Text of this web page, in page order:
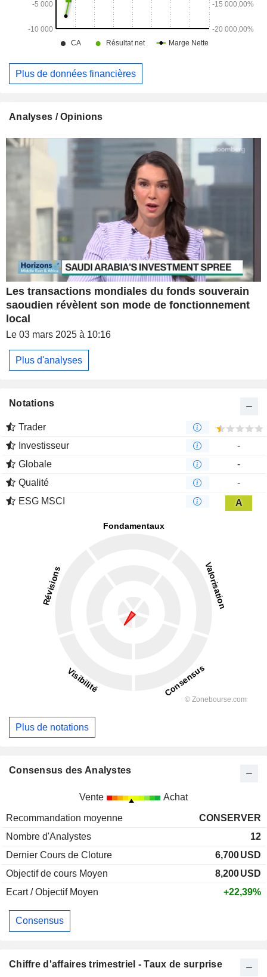
Plus de données financières
Analyses / Opinions
Les transactions mondiales du fonds souverain
saoudien révèlent son mode de fonctionnement
local
Le 03 mars 2025 à 10:16
Plus d'analyses
Notations
Trader
Investisseur
-
Globale
-
Qualité
-
ESG MSCI
A
Plus de notations
Consensus des Analystes
Vente Achat
Recommandation moyenne
CONSERVER
Nombre d'Analystes
12
Dernier Cours de Cloture
6,700USD
Objectif de cours Moyen
8,200USD
Ecart / Objectif Moyen
+22,39%
Consensus
Chiffre d'affaires trimestriel - Taux de surprise